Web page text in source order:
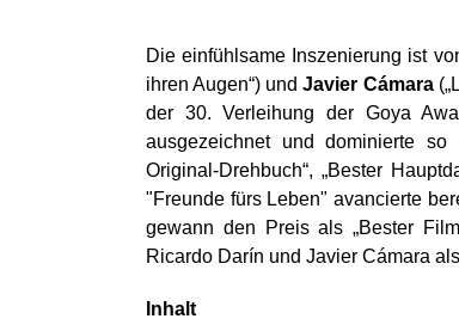
Die einfühlsame Inszenierung ist
ihren Augen“) undJavier Cámara
der 30. Verleihung der Goya
ausgezeichnet und dominierte so
Original-Drehbuch“, „Bester
"Freunde fürs Leben" avancierte
gewann den Preis als „Bester
Ricardo Darín und Javier Cámara
Inhalt